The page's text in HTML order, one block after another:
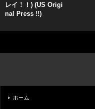
レイ！！) (US Origi
nal Press !!)
ホーム